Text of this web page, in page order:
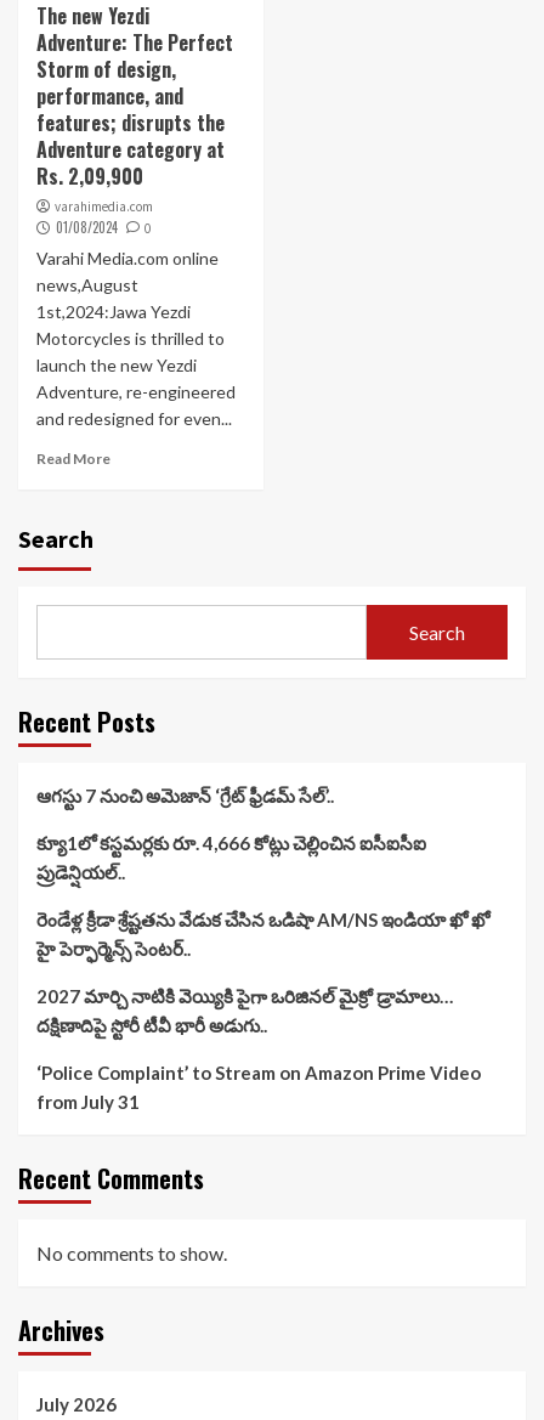
The new Yezdi
Adventure: The Perfect
Storm of design,
performance, and
features; disrupts the
Adventure category at
Rs. 2,09,900
varahimedia.com
01/08/2024 0
Varahi Media.com online
news,August
1st,2024:Jawa Yezdi
Motorcycles is thrilled to
launch the new Yezdi
Adventure, re-engineered
and redesigned for even...
Read More
Search
Search
Recent Posts
ఆగస్టు 7 నుంచి అమెజాన్ ‘గ్రేట్ ఫ్రీడమ్ సేల్’..
క్యూ1లో కస్టమర్లకు రూ. 4,666 కోట్లు చెల్లించిన ఐసీఐసీఐ
ప్రుడెన్షియల్..
రెండేళ్ల క్రీడా శ్రేష్టతను వేడుక చేసిన ఒడిషా AM/NS ఇండియా ఖో ఖో
హై పెర్ఫార్మెన్స్ సెంటర్..
2027 మార్చి నాటికి వెయ్యికి పైగా ఒరిజినల్ మైక్రో డ్రామాలు…
దక్షిణాదిపై స్టోరీ టీవీ భారీ అడుగు..
‘Police Complaint’ to Stream on Amazon Prime Video
from July 31
Recent Comments
No comments to show.
Archives
July 2026